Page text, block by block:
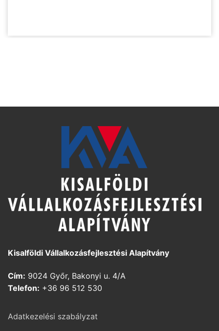
Kisalföldi Vállalkozásfejlesztési Alapítvány
Cím: 9024 Győr, Bakonyi u. 4/A
Telefon: +36 96 512 530
Adatkezelési szabályzat